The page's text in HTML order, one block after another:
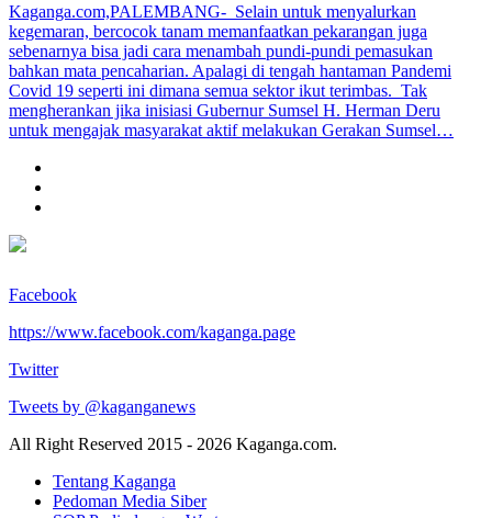
Kaganga.com,PALEMBANG- Selain untuk menyalurkan
kegemaran, bercocok tanam memanfaatkan pekarangan juga
sebenarnya bisa jadi cara menambah pundi-pundi pemasukan
bahkan mata pencaharian. Apalagi di tengah hantaman Pandemi
Covid 19 seperti ini dimana semua sektor ikut terimbas. Tak
mengherankan jika inisiasi Gubernur Sumsel H. Herman Deru
untuk mengajak masyarakat aktif melakukan Gerakan Sumsel…
Facebook
https://www.facebook.com/kaganga.page
Twitter
Tweets by @kaganganews
All Right Reserved 2015 - 2026 Kaganga.com.
Tentang Kaganga
Pedoman Media Siber